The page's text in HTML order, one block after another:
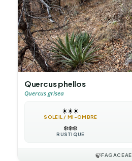
Quercus phellos
Quercus grisea
☀️☀️☀️
SOLEIL / MI-OMBRE
❄️❄️❄️
RUSTIQUE
🍃FAGACEAE